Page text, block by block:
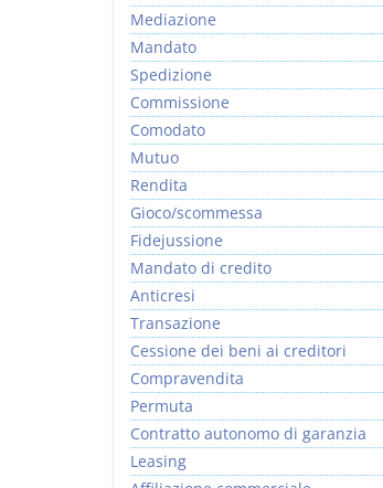
Mediazione
Mandato
Spedizione
Commissione
Comodato
Mutuo
Rendita
Gioco/scommessa
Fidejussione
Mandato di credito
Anticresi
Transazione
Cessione dei beni ai creditori
Compravendita
Permuta
Contratto autonomo di garanzia
Leasing